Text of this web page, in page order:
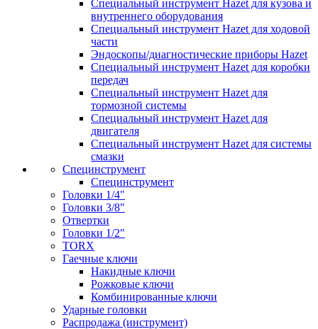
Специальный инструмент Hazet для кузова и
внутреннего оборудования
Специальный инструмент Hazet для ходовой
части
Эндоскопы/диагностические приборы Hazet
Специальный инструмент Hazet для коробки
передач
Специальный инструмент Hazet для
тормозной системы
Специальный инструмент Hazet для
двигателя
Специальный инструмент Hazet для системы
смазки
Специнструмент
Специнструмент
Головки 1/4"
Головки 3/8"
Отвертки
Головки 1/2"
TORX
Гаечные ключи
Накидные ключи
Рожковые ключи
Комбинированные ключи
Ударные головки
Распродажа (инструмент)